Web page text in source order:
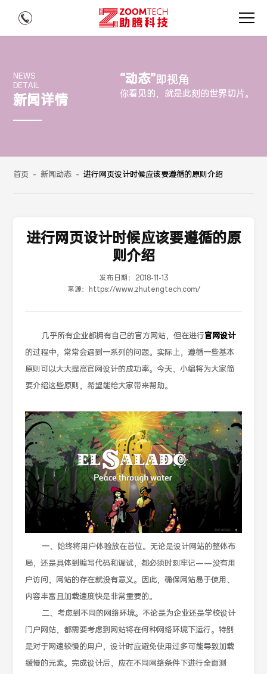
NEWS
DETAIL
新闻详情
“动态”即视角
你看见的，就是此刻的世界切片。
首页 - 新闻动态 - 进行网页设计时候应该要遵循的原则介绍
进行网页设计时候应该要遵循的原
则介绍
发布日期：
2018-11-13
来源：
https://www.zhutengtech.com/
几乎所有企业都拥有自己的官方网站，但在进行官网设计
的过程中，常常会遇到一系列的问题。实际上，遵循一些基本
原则可以大大提高官网设计的成功率。今天，小编将为大家简
要介绍这些原则，希望能给大家带来帮助。
一、始终将用户体验放在首位。无论是设计网站的整体布
局，还是具体到编写代码和调试，都必须时刻牢记——没有用
户访问，网站的存在就没有意义。因此，确保网站易于使用、
内容丰富且加载速度快是非常重要的。
二、考虑到不同的网络环境。不论是为企业还是学校设计
门户网站，都需要考虑到网站将在何种网络环境下运行。特别
是对于网速较慢的用户，设计时应避免使用过多可能导致加载
缓慢的元素。完成设计后，应在不同网络条件下进行全面测